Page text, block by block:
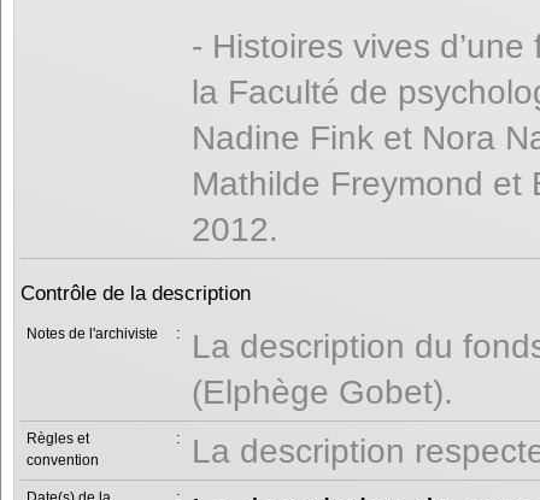
- Histoires vives
la Faculté de
Nadine Fink et Nora
Mathilde Freymond et
2012.
Contrôle de la description
Notes de l'archiviste :
La description du
(Elphège Gobet).
Règles et
convention
: La description